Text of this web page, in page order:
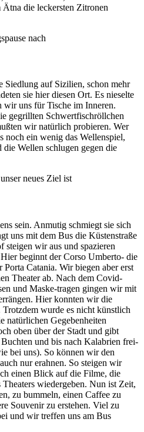
die leckersten Zitronen
nach
Siedlung auf Sizilien, schon mehr
sie hier diesen Ort. Es nieselte
wir uns für Tische im Inneren.
gegrillten Schwertfischröllchen
wir natürlich probieren. Wer
noch ein wenig das Wellenspiel,
Wellen schlugen gegen die
neues Ziel ist
sein. Anmutig schmiegt sie sich
uns mit dem Bus die Küstenstraße
steigen wir aus und spazieren
beginnt der Corso Umberto- die
Catania. Wir biegen aber erst
Theater ab. Nach dem Covid-
und Maske-tragen gingen wir mit
Hier konnten wir die
wurde es nicht künstlich
natürlichen Gegebenheiten
oben über der Stadt und gibt
und bis nach Kalabrien frei-
bei uns). So können wir den
nur erahnen. So steigen wir
einen Blick auf die Filme, die
wiedergeben. Nun ist Zeit,
zu bummeln, einen Caffee zu
Souvenir zu erstehen. Viel zu
und wir treffen uns am Bus